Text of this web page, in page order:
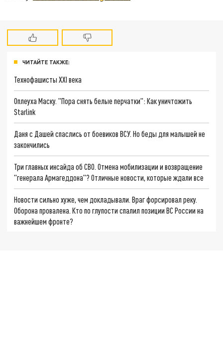
ЧИТАЙТЕ ТАКЖЕ:
Технофашисты XXI века
Оплеуха Маску. "Пора снять белые перчатки": Как уничтожить
Starlink
Даня с Дашей спаслись от боевиков ВСУ. Но беды для малышей не
закончились
Три главных инсайда об СВО. Отмена мобилизации и возвращение
"генерала Армагеддона"? Отличные новости, которые ждали все
Новости сильно хуже, чем докладывали. Враг форсировал реку.
Оборона провалена. Кто по глупости спалил позиции ВС России на
важнейшем фронте?